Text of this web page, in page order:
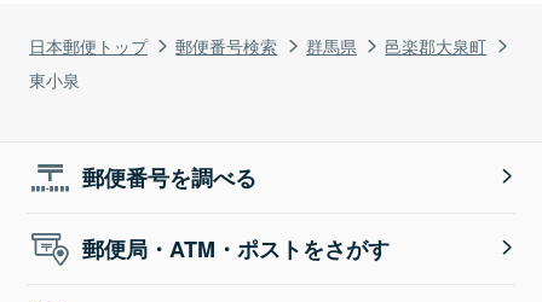
日本郵便トップ 郵便番号検索 群馬県
邑楽郡大泉町
東小泉
郵便番号を調べる
郵便局・ATM・ポストをさがす